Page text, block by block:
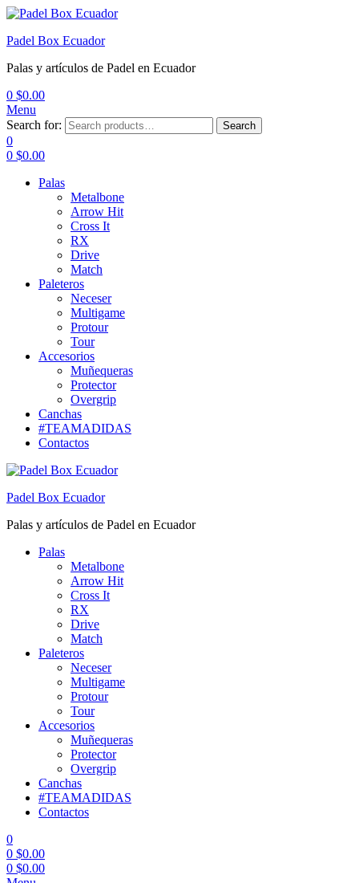
Padel Box Ecuador
Palas y artículos de Padel en Ecuador
0 $0.00
Menu
Search for:
Search
0
0 $0.00
Palas
Metalbone
Arrow Hit
Cross It
RX
Drive
Match
Paleteros
Neceser
Multigame
Protour
Tour
Accesorios
Muñequeras
Protector
Overgrip
Canchas
#TEAMADIDAS
Contactos
Padel Box Ecuador
Palas y artículos de Padel en Ecuador
Palas
Metalbone
Arrow Hit
Cross It
RX
Drive
Match
Paleteros
Neceser
Multigame
Protour
Tour
Accesorios
Muñequeras
Protector
Overgrip
Canchas
#TEAMADIDAS
Contactos
0
0 $0.00
0 $0.00